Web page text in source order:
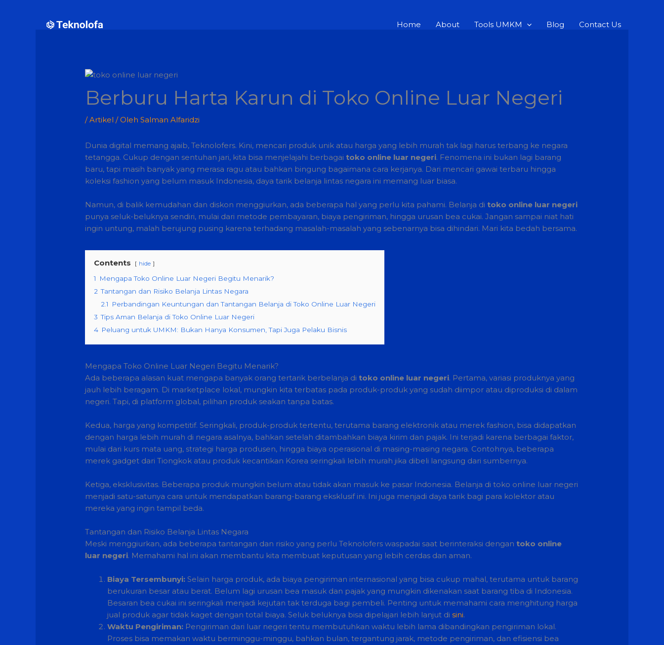
Home About Tools UMKM Blog Contact Us
Berburu Harta Karun di Toko Online Luar Negeri
/Artikel / OlehSalman Alfaridzi
Dunia digital memang ajaib, Teknolofers. Kini, mencari produk unik atau harga yang lebih murah tak lagi harus terbang ke negara
tetangga. Cukup dengan sentuhan jari, kita bisa menjelajahi berbagaitoko online luar negeri. Fenomena ini bukan lagi barang
baru, tapi masih banyak yang merasa ragu atau bahkan bingung bagaimana cara kerjanya. Dari mencari gawai terbaru hingga
koleksi fashion yang belum masuk Indonesia, daya tarik belanja lintas negara ini memang luar biasa.
Namun, di balik kemudahan dan diskon menggiurkan, ada beberapa hal yang perlu kita pahami. Belanja ditoko online luar negeri
punya seluk-beluknya sendiri, mulai dari metode pembayaran, biaya pengiriman, hingga urusan bea cukai. Jangan sampai niat hati
ingin untung, malah berujung pusing karena terhadang masalah-masalah yang sebenarnya bisa dihindari. Mari kita bedah bersama.
Contents hide
1
Mengapa Toko Online Luar Negeri Begitu Menarik?
2 Tantangan dan Risiko Belanja Lintas Negara
2.1
Perbandingan Keuntungan dan Tantangan Belanja di Toko Online Luar Negeri
3 Tips Aman Belanja di Toko Online Luar Negeri
4 Peluang untuk UMKM: Bukan Hanya Konsumen, Tapi Juga Pelaku Bisnis
Mengapa Toko Online Luar Negeri Begitu Menarik?
Ada beberapa alasan kuat mengapa banyak orang tertarik berbelanja ditoko online luar negeri. Pertama, variasi produknya yang
jauh lebih beragam. Di marketplace lokal, mungkin kita terbatas pada produk-produk yang sudah diimpor atau diproduksi di dalam
negeri. Tapi, di platform global, pilihan produk seakan tanpa batas.
Kedua, harga yang kompetitif. Seringkali, produk-produk tertentu, terutama barang elektronik atau merek fashion, bisa didapatkan
dengan harga lebih murah di negara asalnya, bahkan setelah ditambahkan biaya kirim dan pajak. Ini terjadi karena berbagai faktor,
mulai dari kurs mata uang, strategi harga produsen, hingga biaya operasional di masing-masing negara. Contohnya, beberapa
merek gadget dari Tiongkok atau produk kecantikan Korea seringkali lebih murah jika dibeli langsung dari sumbernya.
Ketiga, eksklusivitas. Beberapa produk mungkin belum atau tidak akan masuk ke pasar Indonesia. Belanja di toko online luar negeri
menjadi satu-satunya cara untuk mendapatkan barang-barang eksklusif ini. Ini juga menjadi daya tarik bagi para kolektor atau
mereka yang ingin tampil beda.
Tantangan dan Risiko Belanja Lintas Negara
Meski menggiurkan, ada beberapa tantangan dan risiko yang perlu Teknolofers waspadai saat berinteraksi dengantoko online
luar negeri. Memahami hal ini akan membantu kita membuat keputusan yang lebih cerdas dan aman.
Biaya Tersembunyi: Selain harga produk, ada biaya pengiriman internasional yang bisa cukup mahal, terutama untuk barang
berukuran besar atau berat. Belum lagi urusan bea masuk dan pajak yang mungkin dikenakan saat barang tiba di Indonesia.
Besaran bea cukai ini seringkali menjadi kejutan tak terduga bagi pembeli. Penting untuk memahami cara menghitung harga
jual produk agar tidak kaget dengan total biaya. Seluk beluknya bisa dipelajari lebih lanjut disini.
Waktu Pengiriman: Pengiriman dari luar negeri tentu membutuhkan waktu lebih lama dibandingkan pengiriman lokal.
Proses bisa memakan waktu berminggu-minggu, bahkan bulan, tergantung jarak, metode pengiriman, dan efisiensi bea